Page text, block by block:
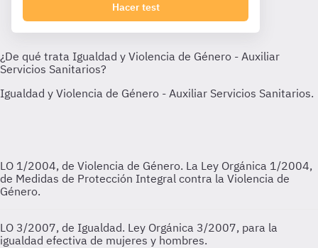
Hacer test
LO 1/2004, de Violencia de Género. La Ley Orgánica 1/2004,
de Medidas de Protección Integral contra la Violencia de
Género.
LO 3/2007, de Igualdad. Ley Orgánica 3/2007, para la
igualdad efectiva de mujeres y hombres.